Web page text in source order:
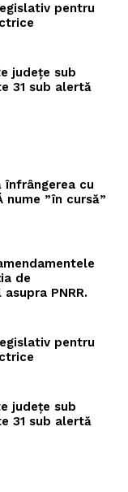
pentru
județe sub
31 sub alertă
înfrângerea cu
nume ”în cursă”
de
PNRR.
pentru
județe sub
31 sub alertă